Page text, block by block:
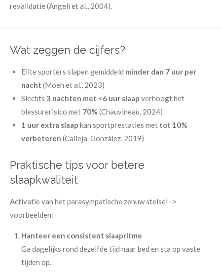
revalidatie (Angeli et al., 2004).
Wat zeggen de cijfers?
Elite sporters slapen gemiddeld minder dan 7 uur per
nacht (Moen et al., 2023)
Slechts 3 nachten met <6 uur slaap verhoogt het
blessurerisico met 70% (Chauvineau, 2024)
1 uur extra slaap kan sportprestaties met tot 10%
verbeteren (Calleja-González, 2019)
Praktische tips voor betere
slaapkwaliteit
Activatie van het parasympatische zenuw stelsel ->
voorbeelden:
Hanteer een consistent slaapritme
Ga dagelijks rond dezelfde tijd naar bed en sta op vaste
tijden op.